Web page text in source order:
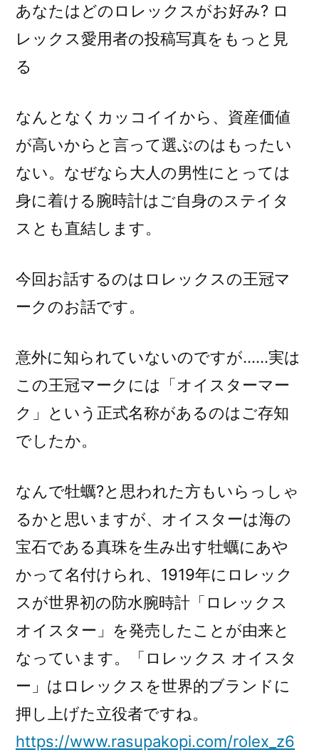
王
冠
の
び
名、
知
っ
て
あなたはどのロレックスがお好み? ロ
レックス愛用者の投稿写真をもっと見
る
なんとなくカッコイイから、資産価値
が高いからと言って選ぶのはもったい
ない。なぜなら大人の男性にとっては
身に着ける腕時計はご自身のステイタ
スとも直結します。
今回お話するのはロレックスの王冠マ
ークのお話です。
意外に知られていないのですが……実は
この王冠マークには「オイスターマー
ク」という正式名称があるのはご存知
でしたか。
なんで牡蠣?と思われた方もいらっしゃ
るかと思いますが、オイスターは海の
宝石である真珠を生み出す牡蠣にあや
かって名付けられ、1919年にロレック
スが世界初の防水腕時計「ロレックス
オイスター」を発売したことが由来と
なっています。「ロレックス オイスタ
ー」はロレックスを世界的ブランドに
押し上げた立役者ですね。
https://www.rasupakopi.com/rolex_z6